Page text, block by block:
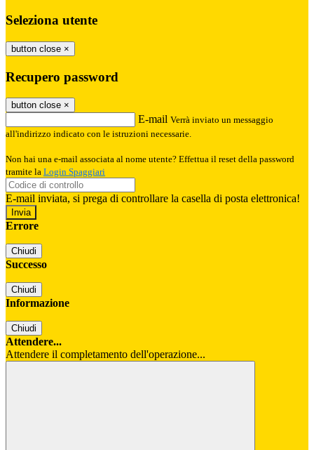
Seleziona utente
button close ×
Recupero password
button close ×
E-mail Verrà inviato un messaggio
all'indirizzo indicato con le istruzioni necessarie.
Non hai una e-mail associata al nome utente? Effettua il reset della password
tramite la Login Spaggiari
E-mail inviata, si prega di controllare la casella di posta elettronica!
Errore
Chiudi
Successo
Chiudi
Informazione
Chiudi
Attendere...
Attendere il completamento dell'operazione...